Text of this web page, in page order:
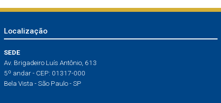
Localização
SEDE
Av. Brigadeiro Luís Antônio, 613
5º andar - CEP: 01317-000
Bela Vista - São Paulo - SP